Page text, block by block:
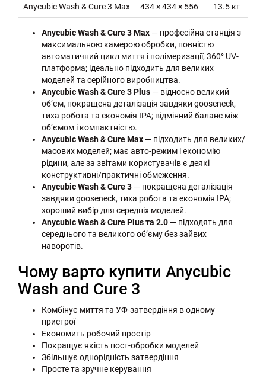
Anycubic Wash & Cure 3 Max 434 × 434 × 556 13.5 кг
Anycubic Wash & Cure 3 Max — професійна станція з
максимальною камерою обробки, повністю
автоматичний цикл миття і полімеризації, 360° UV-
платформа; ідеально підходить для великих
моделей та серійного виробництва.
Anycubic Wash & Cure 3 Plus — відносно великий
об’єм, покращена деталізація завдяки gooseneck,
тиха робота та економія IPA; відмінний баланс між
об’ємом і компактністю.
Anycubic Wash & Cure Max — підходить для великих/
масових моделей; має авто-режим і економію
рідини, але за звітами користувачів є деякі
конструктивні/практичні обмеження.
Anycubic Wash & Cure 3 — покращена деталізація
завдяки gooseneck, тиха робота та економія IPA;
хороший вибір для середніх моделей.
Anycubic Wash & Cure Plus та 2.0 — підходять для
середнього та великого об’єму без зайвих
наворотів.
Чому варто купити Anycubic
Wash and Cure 3
Комбінує миття та УФ-затвердіння в одному
пристрої
Економить робочий простір
Покращує якість пост-обробки моделей
Збільшує однорідність затвердіння
Просте та зручне керування